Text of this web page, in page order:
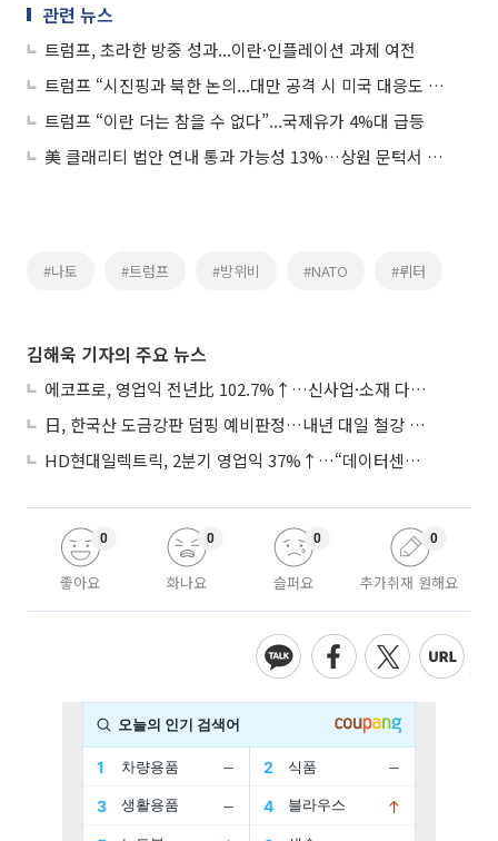
관련 뉴스
트럼프, 초라한 방중 성과...이란·인플레이션 과제 여전
트럼프 “시진핑과 북한 논의...대만 공격 시 미국 대응도 물어”
트럼프 “이란 더는 참을 수 없다”...국제유가 4%대 급등
美 클래리티 법안 연내 통과 가능성 13%…상원 문턱서 제동
#나토 #트럼프 #방위비 #NATO #뤼터
김해욱 기자의 주요 뉴스
에코프로, 영업익 전년比 102.7%↑…신사업·소재 다각화 박차
日, 한국산 도금강판 덤핑 예비판정…내년 대일 철강 수출 ‘빨간불’
HD현대일렉트릭, 2분기 영업익 37%↑…“데이터센터 사업, 새로운 성장 축”
좋아요
0
화나요
0
슬퍼요
0
추가취재 원해요
0